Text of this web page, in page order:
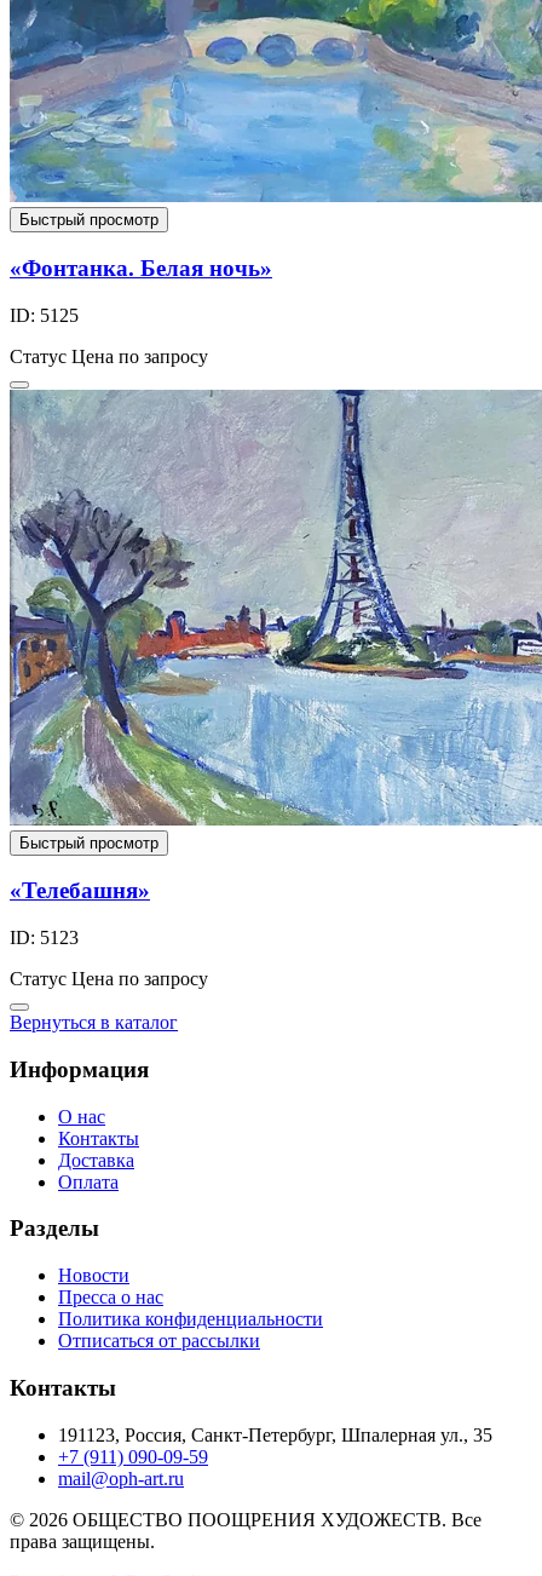
Быстрый просмотр
«Фонтанка. Белая ночь»
ID: 5125
Статус Цена по запросу
Быстрый просмотр
«Телебашня»
ID: 5123
Статус Цена по запросу
Вернуться в каталог
Информация
О нас
Контакты
Доставка
Оплата
Разделы
Новости
Пресса о нас
Политика конфиденциальности
Отписаться от рассылки
Контакты
191123, Россия, Санкт-Петербург, Шпалерная ул., 35
+7 (911) 090-09-59
mail@oph-art.ru
© 2026 ОБЩЕСТВО ПООЩРЕНИЯ ХУДОЖЕСТВ. Все
права защищены.